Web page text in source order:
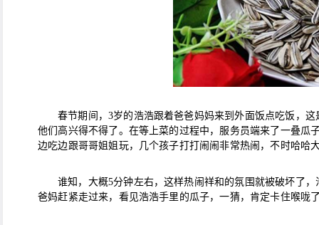
春节期间，3岁的浩浩跟着爸爸妈妈来到外面饭点吃饭，
他们高兴得不得了。在等上菜的过程中，服务员端来了一叠瓜
边吃边跟哥哥姐姐玩，几个孩子打打闹闹非常热闹，不时哈哈
谁知，大概5分钟左右，这样热闹祥和的氛围就被破坏了
爸妈赶紧走过来，看见浩浩手里的瓜子，一猜，肯定卡住喉咙